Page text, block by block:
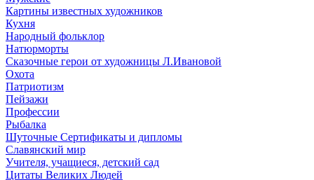
Картины известных художников
Кухня
Народный фольклор
Натюрморты
Сказочные герои от художницы Л.Ивановой
Охота
Патриотизм
Пейзажи
Профессии
Рыбалка
Шуточные Сертификаты и дипломы
Славянский мир
Учителя, учащиеся, детский сад
Цитаты Великих Людей